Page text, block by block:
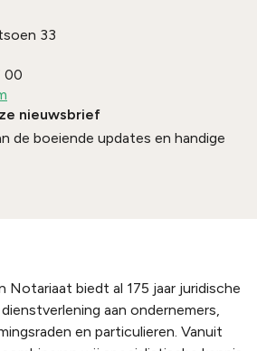
33
00
nieuwsbrief
de boeiende updates en handige
Notariaat biedt al 175 jaar juridische
aan ondernemers,
en particulieren. Vanuit